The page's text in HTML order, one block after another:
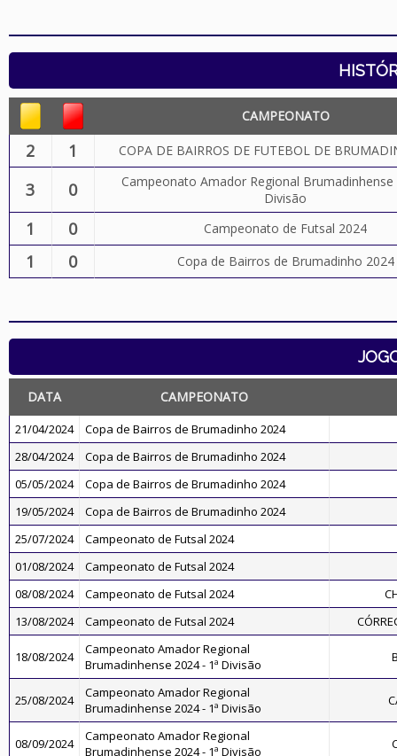
CAMPEONATO
2 1 COPA DE BAIRROS DE FUTEBOL DE
3 0
Campeonato Amador Regional Brumadinhense
Divisão
1 0 Campeonato de Futsal 2024
1 0 Copa de Bairros de Brumadinho 2024
DATA CAMPEONATO
21/04/2024
Copa de Bairros de Brumadinho 2024
28/04/2024
Copa de Bairros de Brumadinho 2024
05/05/2024
Copa de Bairros de Brumadinho 2024
19/05/2024
Copa de Bairros de Brumadinho 2024
25/07/2024
Campeonato de Futsal 2024
01/08/2024
Campeonato de Futsal 2024
08/08/2024
Campeonato de Futsal 2024
13/08/2024
Campeonato de Futsal 2024
18/08/2024
Campeonato Amador Regional
Brumadinhense 2024 - 1ª Divisão
25/08/2024
Campeonato Amador Regional
Brumadinhense 2024 - 1ª Divisão
08/09/2024
Campeonato Amador Regional
Brumadinhense 2024 - 1ª Divisão